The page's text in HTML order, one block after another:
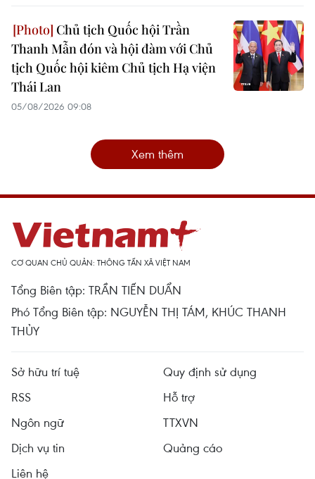
Chủ tịch Quốc hội Trần
Thanh Mẫn đón và hội đàm với Chủ
tịch Quốc hội kiêm Chủ tịch Hạ viện
Thái Lan
05/08/2026 09:08
Xem thêm
CƠ QUAN CHỦ QUẢN: THÔNG TẤN XÃ VIỆT NAM
Tổng Biên tập: TRẦN TIẾN DUẨN
Phó Tổng Biên tập: NGUYỄN THỊ TÁM, KHÚC THANH
THỦY
Sở hữu trí tuệ
Quy định sử dụng
RSS
Hỗ trợ
Ngôn ngữ
TTXVN
Dịch vụ tin
Quảng cáo
Liên hệ